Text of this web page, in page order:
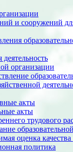
и сооружений
организации
акты
акты
трудового
оценка
политика